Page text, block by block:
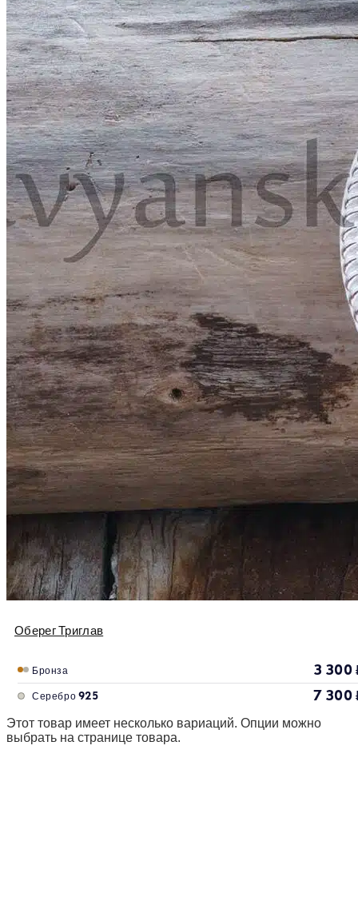
Оберег Триглав
Бронза 3 300
Серебро 925 7 300
Этот товар имеет несколько вариаций. Опции можно
выбрать на странице товара.